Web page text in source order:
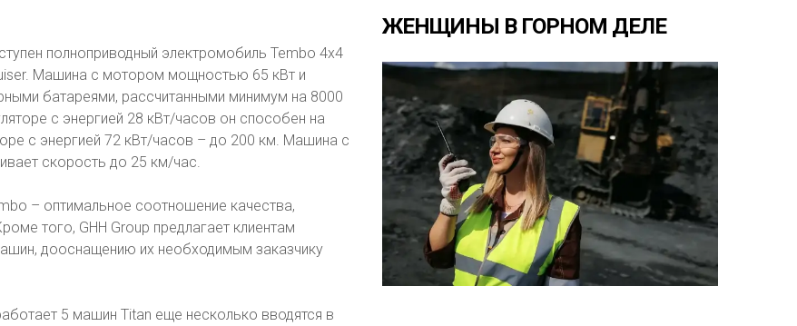
полноприводный электромобиль Tembo 4x4
Машина с мотором мощностью 65 кВт и
батареями, рассчитанными минимум на 8000
с энергией 28 кВт/часов он способен на
с энергией 72 кВт/часов – до 200 км. Машина с
скорость до 25 км/час.
– оптимальное соотношение качества,
того, GHH Group предлагает клиентам
дооснащению их необходимым заказчику
5 машин Titan еще несколько вводятся в
ЖЕНЩИНЫ В ГОРНОМ ДЕЛЕ